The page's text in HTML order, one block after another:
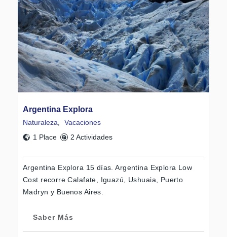
Argentina Explora
Naturaleza
Vacaciones
1 Place
2 Actividades
Argentina Explora 15 días. Argentina Explora Low
Cost recorre Calafate, Iguazú, Ushuaia, Puerto
Madryn y Buenos Aires.
Saber Más